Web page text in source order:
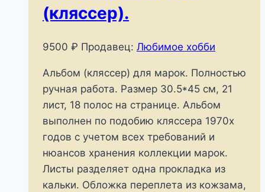
(кляссер).
9500 ₽ Продавец: Любимое хобби
Альбом (кляссер) для марок. Полностью
ручная работа. Размер 30.5*45 см, 21
лист, 18 полос на странице. Альбом
выполнен по подобию кляссера 1970х
годов с учетом всех требований и
нюансов хранения коллекции марок.
Листы разделяет одна прокладка из
кальки. Обложка переплета из кожзама,